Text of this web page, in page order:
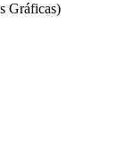
Gráficas)